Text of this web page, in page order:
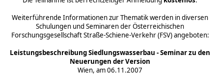
Weiterführende Informationen zur Thematik werden in diversen
Schulungen und Seminaren der Österreichischen
Forschungsgesellschaft Straße-Schiene-Verkehr (FSV) angeboten:
Leistungsbeschreibung Siedlungswasserbau - Seminar zu den
Neuerungen der Version
Wien, am 06.11.2007